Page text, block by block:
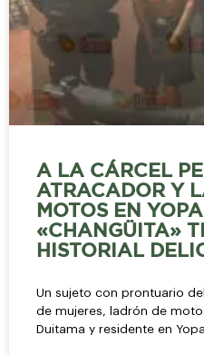
A LA CÁRCEL
ATRACADOR Y
MOTOS EN
«CHANGÜITA»
HISTORIAL
Un sujeto con prontuario
de mujeres, ladrón de
Duitama y residente en